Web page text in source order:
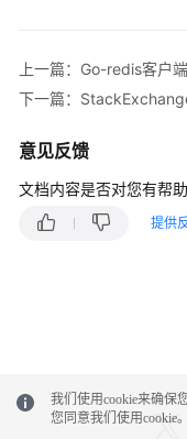
连
接
客
户
户
上一篇：Go-redis客户
下一篇：
意见反馈
文档内容是否对您有帮助
提供
我们使用cookie来确保
您同意我们使用cookie。